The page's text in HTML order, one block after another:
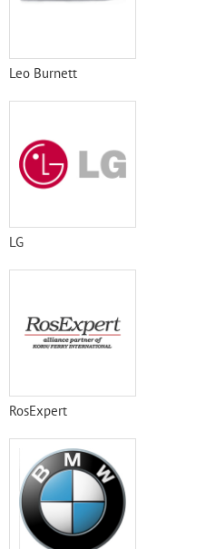
Leo Burnett
LG
RosExpert